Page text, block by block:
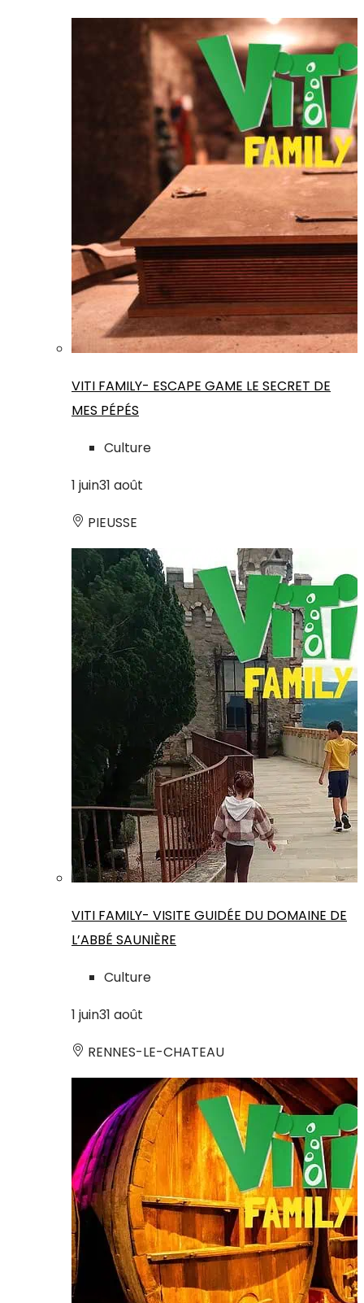
VITI FAMILY- ESCAPE GAME LE SECRET DE
MES PÉPÉS
Culture
1 juin31 août
PIEUSSE
VITI FAMILY- VISITE GUIDÉE DU DOMAINE DE
L’ABBÉ SAUNIÈRE
Culture
1 juin31 août
RENNES-LE-CHATEAU